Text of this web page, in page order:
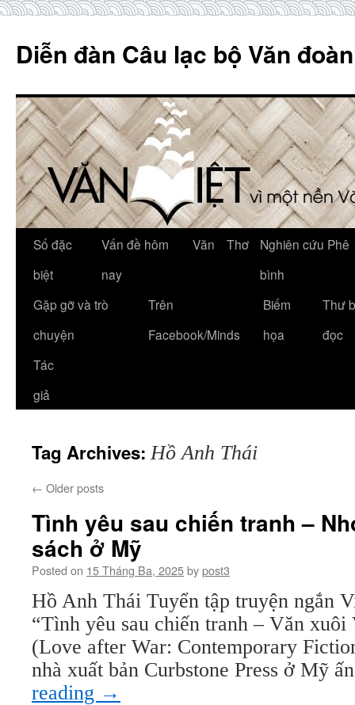
content
Diễn đàn Câu lạc bộ Văn
Số đặc
biệt
Vấn đề hôm
nay
Văn Thơ
Nghiên cứu Phê
bình
Gặp gỡ và trò
chuyện
Trên
Facebook/Minds
Biếm
họa
Thư
đọc
Tác
giả
Tag Archives:Hồ Anh Thái
← Older posts
Tình yêu sau chiến tranh –
sách ở Mỹ
Posted on 15 Tháng Ba, 2025bypost3
Hồ Anh Thái Tuyển tập truyện ngắn
“Tình yêu sau chiến tranh – Văn
(Love after War: Contemporary
nhà xuất bản Curbstone Press ở Mỹ
reading →